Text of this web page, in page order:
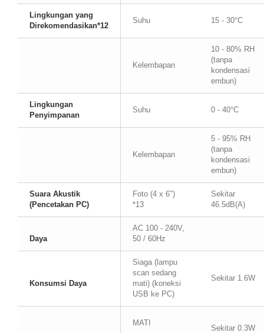
Lingkungan yang
Direkomendasikan*12
Suhu 15 - 30°C
Kelembapan
10 - 80% RH
(tanpa
kondensasi
embun)
Lingkungan
Penyimpanan
Suhu 0 - 40°C
Kelembapan
5 - 95% RH
(tanpa
kondensasi
embun)
Suara Akustik
(Pencetakan PC)
Foto (4 x 6")
*13
Sekitar
46.5dB(A)
Daya
AC 100 - 240V,
50 / 60Hz
Konsumsi Daya
Siaga (lampu
scan sedang
mati) (koneksi
USB ke PC)
Sekitar 1.6W
MATI
Sekitar 0.3W